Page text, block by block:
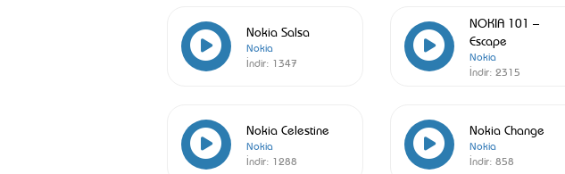
Nokia Salsa
Nokia
İndir: 1347
NOKIA 101 –
Escape
Nokia
İndir: 2315
Nokia Celestine
Nokia
İndir: 1288
Nokia Change
Nokia
İndir: 858